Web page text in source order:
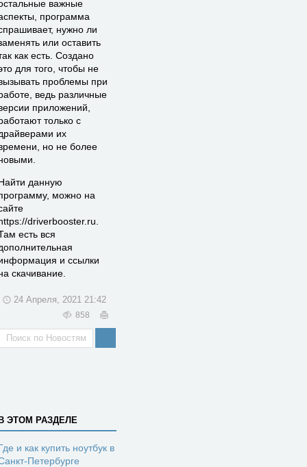
важные
программа
нужно ли
или оставить
как есть. Создано
для того, чтобы не
проблемы при
ведь различные
приложений,
только с
их
но не более
данную
можно на
driverbooster.ru.
есть вся
и ссылки
скачивание.
24 Апреля, 2021 21:42
858
ЭТОМ РАЗДЕЛЕ
и как купить ноутбук в
Петербурге